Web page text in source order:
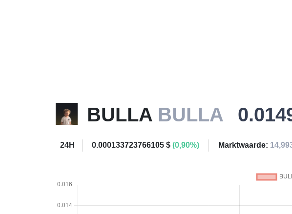
BULLA BULLA
24H 0.000133723766105 $ (0,90%) Marktwaarde: